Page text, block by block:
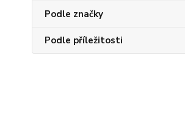
Podle značky
Podle příležitosti